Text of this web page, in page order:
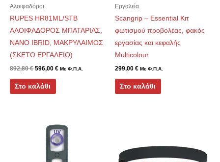
Αλοιφαδόροι
RUPES HR81ML/STB
ΑΛΟΙΦΑΔΟΡΟΣ ΜΠΑΤΑΡΙΑΣ,
NANO IBRID, ΜΑΚΡΥΛΑΙΜΟΣ
(ΣΚΕΤΟ ΕΡΓΑΛΕΙΟ)
892,80€ 596,00 € Με Φ.Π.Α.
Στο καλάθι
Εργαλεία
Scangrip – Essential Κιτ
φωτισμού προβολέας, φακός
εργασίας και κεφαλής
Multicolour
299,00 € Με Φ.Π.Α.
Στο καλάθι